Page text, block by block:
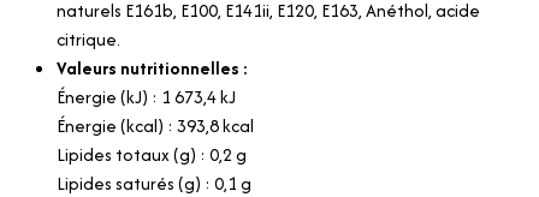
naturels E161b, E100, E141ii, E120, E163, Anéthol, acide
citrique.
Valeurs nutritionnelles :
Énergie (kJ) : 1 673,4 kJ
Énergie (kcal) : 393,8 kcal
Lipides totaux (g) : 0,2 g
Lipides saturés (g) : 0,1 g